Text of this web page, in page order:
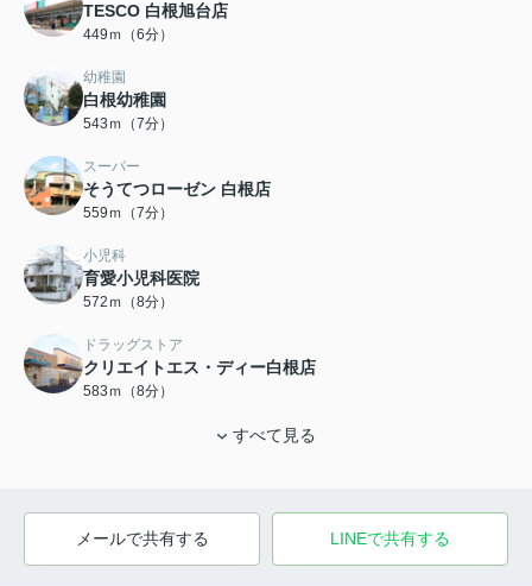
TESCO 白根旭台店
449ｍ（6分）
幼稚園
白根幼稚園
543ｍ（7分）
スーパー
そうてつローゼン 白根店
559ｍ（7分）
小児科
育愛小児科医院
572ｍ（8分）
ドラッグストア
クリエイトエス・ディー白根店
583ｍ（8分）
すべて見る
メールで共有する LINEで共有する